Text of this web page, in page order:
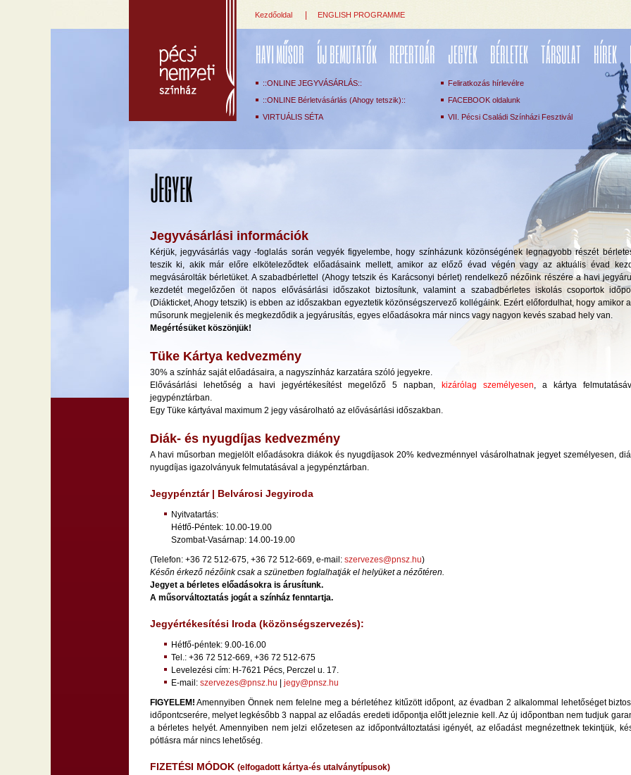
Kezdőoldal ENGLISH PROGRAMME
HAVI MŰSOR ÚJ BEMUTATÓK REPERTOÁR JEGYEK BÉRLETEK TÁRSULAT HÍREK
::ONLINE JEGYVÁSÁRLÁS::
::ONLINE Bérletvásárlás (Ahogy tetszik)::
VIRTUÁLIS SÉTA
Feliratkozás hírlevélre
FACEBOOK oldalunk
VII. Pécsi Családi Színházi Fesztivál
Jegyek
Jegyvásárlási információk
Kérjük, jegyvásárlás vagy -foglalás során vegyék figyelembe, hogy színházunk közönségének legnagyobb részét
teszik ki, akik már előre elköteleződtek előadásaink mellett, amikor az előző évad végén vagy az aktuális évad
megvásárolták bérletüket. A szabadbérlettel (Ahogy tetszik és Karácsonyi bérlet) rendelkező nézőink részére a havi
kezdetét megelőzően öt napos elővásárlási időszakot biztosítunk, valamint a szabadbérletes iskolás csoportok
(Diákticket, Ahogy tetszik) is ebben az időszakban egyeztetik közönségszervező kollégáink. Ezért előfordulhat, hogy amikor
műsorunk megjelenik és megkezdődik a jegyárusítás, egyes előadásokra már nincs vagy nagyon kevés szabad hely van.
Megértésüket köszönjük!
Tüke Kártya kedvezmény
30% a színház saját előadásaira, a nagyszínház karzatára szóló jegyekre.
Elővásárlási lehetőség a havi jegyértékesítést megelőző 5 napban,
kizárólag személyesen, a kártya
jegypénztárban.
Egy Tüke kártyával maximum 2 jegy vásárolható az elővásárlási időszakban.
Diák- és nyugdíjas kedvezmény
A havi műsorban megjelölt előadásokra diákok és nyugdíjasok 20% kedvezménnyel vásárolhatnak jegyet személyesen,
nyugdíjas igazolványuk felmutatásával a jegypénztárban.
Jegypénztár | Belvárosi Jegyiroda
Nyitvatartás:
Hétfő-Péntek: 10.00-19.00
Szombat-Vasárnap: 14.00-19.00
(Telefon: +36 72 512-675, +36 72 512-669, e-mail: szervezes@pnsz.hu)
Későn érkező nézőink csak a szünetben foglalhatják el helyüket a nézőtéren.
Jegyet a bérletes előadásokra is árusítunk.
A műsorváltoztatás jogát a színház fenntartja.
Jegyértékesítési Iroda (közönségszervezés):
Hétfő-péntek: 9.00-16.00
Tel.: +36 72 512-669, +36 72 512-675
Levelezési cím: H-7621 Pécs, Perczel u. 17.
E-mail: szervezes@pnsz.hu
jegy@pnsz.hu
FIGYELEM! Amennyiben Önnek nem felelne meg a bérletéhez kitűzött időpont, az évadban 2 alkalommal lehetőséget
időpontcserére, melyet legkésőbb 3 nappal az előadás eredeti időpontja előtt jeleznie kell. Az új időpontban nem tudjuk
a bérletes helyét. Amennyiben nem jelzi előzetesen az időpontváltoztatási igényét, az előadást megnézettnek tekintjük,
pótlásra már nincs lehetőség.
FIZETÉSI MÓDOK (elfogadott kártya-és utalványtípusok)